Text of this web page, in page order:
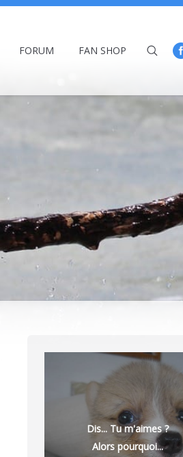
FORUM FAN SHOP
Dis... Tu m'aimes ?
Alors pourquoi...